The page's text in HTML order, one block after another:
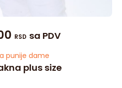
punije dame
plus size
RSD sa PDV